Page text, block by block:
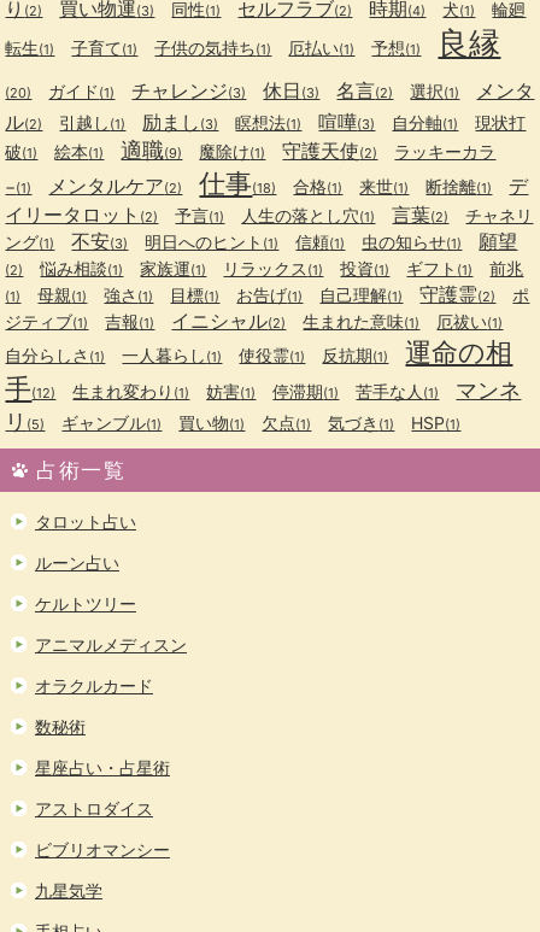
り (2) 買い物運(3) 同性(1) セルフラブ(2) 時期(4) 犬(1)
輪廻
転生(1) 子育て(1) 子供の気持ち(1) 厄払い(1) 予想(1) 良縁
(20) ガイド (1) チャレンジ(3) 休日 (3) 名言(2) 選択(1)
メンタ
ル(2) 引越し (1) 励まし (3) 瞑想法(1) 喧嘩(3) 自分軸(1)
現状打
破(1) 絵本(1) 適職(9) 魔除け(1) 守護天使(2)
ラッキーカラ
−(1) メンタルケア(2) 仕事(18) 合格(1) 来世(1) 断捨離(1)
デ
イリータロット (2) 予言(1) 人生の落とし穴(1) 言葉(2)
チャネリ
ング(1) 不安(3) 明日へのヒント (1) 信頼(1) 虫の知らせ(1) 願望
(2) 悩み相談(1) 家族運(1) リラックス (1) 投資(1) ギフト (1) 前兆
(1) 母親(1) 強さ (1) 目標(1) お告げ(1) 自己理解(1) 守護霊(2)
ポ
ジティブ(1) 吉報(1) イニシャル(2) 生まれた意味(1) 厄祓い(1)
自分らしさ (1) 一人暮らし (1) 使役霊(1) 反抗期(1)
運命の相
手(12) 生まれ変わり (1) 妨害(1) 停滞期(1) 苦手な人 (1)
マンネ
リ (5) ギャンブル(1) 買い物(1) 欠点(1) 気づき (1) HSP(1)
占術一覧
タロット占い
ルーン占い
ケルトツリー
アニマルメディスン
オラクルカード
数秘術
星座占い・占星術
アストロダイス
ビブリオマンシー
九星気学